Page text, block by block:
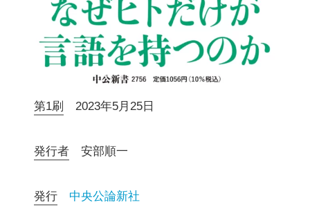
第1刷 2023年5月25日
発行者 安部順一
発行 中央公論新社